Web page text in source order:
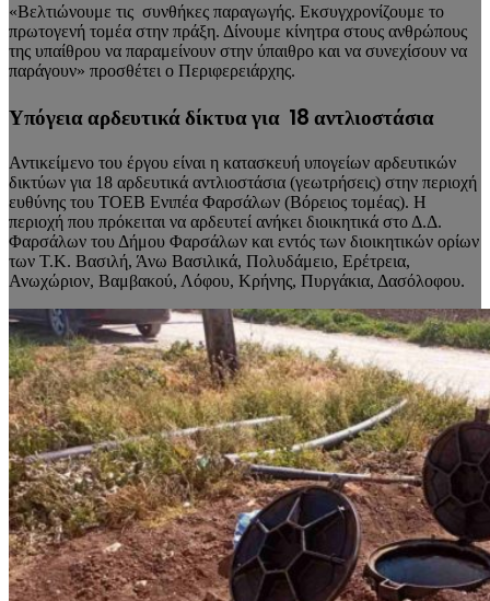
«Βελτιώνουμε τις συνθήκες παραγωγής. Εκσυγχρονίζουμε το
πρωτογενή τομέα στην πράξη. Δίνουμε κίνητρα στους ανθρώπους
της υπαίθρου να παραμείνουν στην ύπαιθρο και να συνεχίσουν να
παράγουν» προσθέτει ο Περιφερειάρχης.
Υπόγεια αρδευτικά δίκτυα για 18 αντλιοστάσια
Αντικείμενο του έργου είναι η κατασκευή υπογείων αρδευτικών
δικτύων για 18 αρδευτικά αντλιοστάσια (γεωτρήσεις) στην περιοχή
ευθύνης του ΤΟΕΒ Ενιπέα Φαρσάλων (Βόρειος τομέας). Η
περιοχή που πρόκειται να αρδευτεί ανήκει διοικητικά στο Δ.Δ.
Φαρσάλων του Δήμου Φαρσάλων και εντός των διοικητικών ορίων
των Τ.Κ. Βασιλή, Άνω Βασιλικά, Πολυδάμειο, Ερέτρεια,
Ανωχώριον, Βαμβακού, Λόφου, Κρήνης, Πυργάκια, Δασόλοφου.